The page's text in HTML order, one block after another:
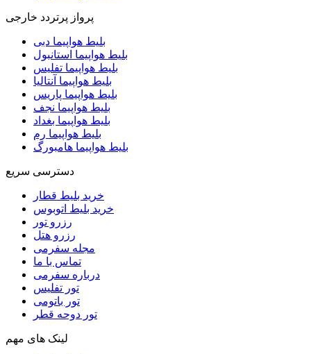
پرواز پرتردد خارجی
بلیط هواپیما دبی
بلیط هواپیما استانبول
بلیط هواپیما تفلیس
بلیط هواپیما آنتالیا
بلیط هواپیما پاریس
بلیط هواپیما نجف
بلیط هواپیما بغداد
بلیط هواپیما رم
بلیط هواپیما هامبورگ
دسترسی سریع
خرید بلیط قطار
خرید بلیط اتوبوس
رزرو تور
رزرو هتل
مجله سفرمی
تماس با ما
درباره سفرمی
تور تفلیس
تور باتومی
تور دوحه قطر
لینک های مهم